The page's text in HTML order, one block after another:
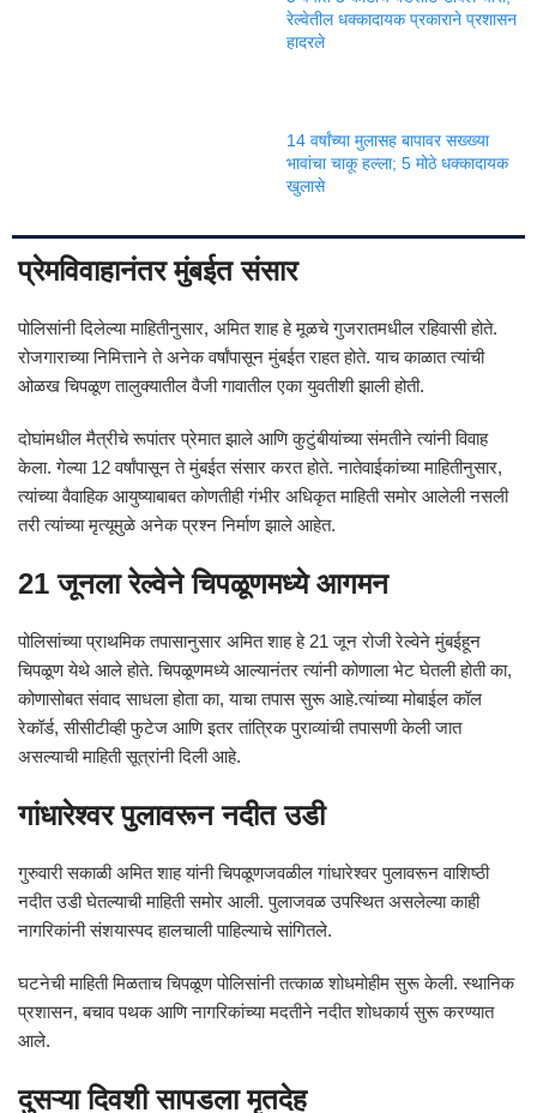
रेल्वेतील धक्कादायक प्रकाराने प्रशासन
हादरले
14 वर्षांच्या मुलासह बापावर सख्ख्या
भावांचा चाकू हल्ला; 5 मोठे धक्कादायक
खुलासे
प्रेमविवाहानंतर मुंबईत संसार
पोलिसांनी दिलेल्या माहितीनुसार, अमित शाह हे मूळचे गुजरातमधील रहिवासी होते.
रोजगाराच्या निमित्ताने ते अनेक वर्षांपासून मुंबईत राहत होते. याच काळात त्यांची
ओळख चिपळूण तालुक्यातील वैजी गावातील एका युवतीशी झाली होती.
दोघांमधील मैत्रीचे रूपांतर प्रेमात झाले आणि कुटुंबीयांच्या संमतीने त्यांनी विवाह
केला. गेल्या 12 वर्षांपासून ते मुंबईत संसार करत होते. नातेवाईकांच्या माहितीनुसार,
त्यांच्या वैवाहिक आयुष्याबाबत कोणतीही गंभीर अधिकृत माहिती समोर आलेली नसली
तरी त्यांच्या मृत्यूमुळे अनेक प्रश्न निर्माण झाले आहेत.
21 जूनला रेल्वेने चिपळूणमध्ये आगमन
पोलिसांच्या प्राथमिक तपासानुसार अमित शाह हे 21 जून रोजी रेल्वेने मुंबईहून
चिपळूण येथे आले होते. चिपळूणमध्ये आल्यानंतर त्यांनी कोणाला भेट घेतली होती का,
कोणासोबत संवाद साधला होता का, याचा तपास सुरू आहे.त्यांच्या मोबाईल कॉल
रेकॉर्ड, सीसीटीव्ही फुटेज आणि इतर तांत्रिक पुराव्यांची तपासणी केली जात
असल्याची माहिती सूत्रांनी दिली आहे.
गांधारेश्वर पुलावरून नदीत उडी
गुरुवारी सकाळी अमित शाह यांनी चिपळूणजवळील गांधारेश्वर पुलावरून वाशिष्ठी
नदीत उडी घेतल्याची माहिती समोर आली. पुलाजवळ उपस्थित असलेल्या काही
नागरिकांनी संशयास्पद हालचाली पाहिल्याचे सांगितले.
घटनेची माहिती मिळताच चिपळूण पोलिसांनी तत्काळ शोधमोहीम सुरू केली. स्थानिक
प्रशासन, बचाव पथक आणि नागरिकांच्या मदतीने नदीत शोधकार्य सुरू करण्यात
आले.
दुसऱ्या दिवशी सापडला मृतदेह